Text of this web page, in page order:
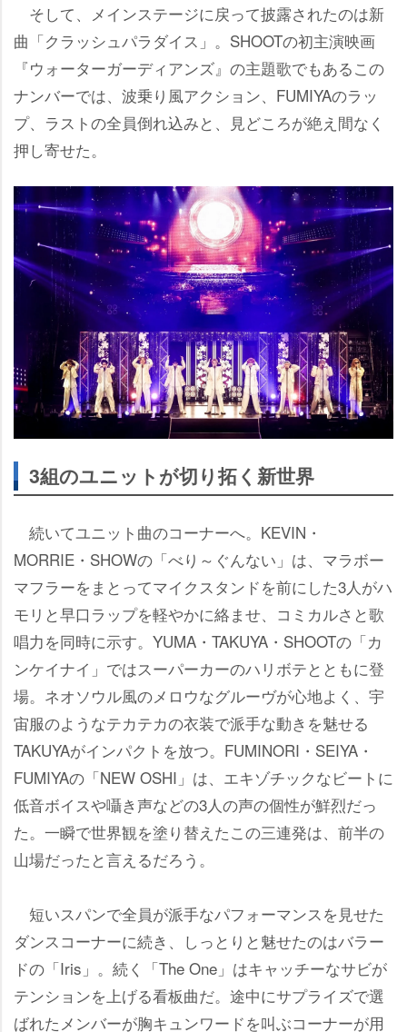
そして、メインステージに戻って披露されたのは新
曲「クラッシュパラダイス」。SHOOTの初主演映画
『ウォーターガーディアンズ』の主題歌でもあるこの
ナンバーでは、波乗り風アクション、FUMIYAのラッ
プ、ラストの全員倒れ込みと、見どころが絶え間なく
押し寄せた。
3組のユニットが切り拓く新世界
続いてユニット曲のコーナーへ。KEVIN・
MORRIE・SHOWの「べり～ぐんない」は、マラボー
マフラーをまとってマイクスタンドを前にした3人がハ
モリと早口ラップを軽やかに絡ませ、コミカルさと歌
唱力を同時に示す。YUMA・TAKUYA・SHOOTの「カ
ンケイナイ」ではスーパーカーのハリボテとともに登
場。ネオソウル風のメロウなグルーヴが心地よく、宇
宙服のようなテカテカの衣装で派手な動きを魅せる
TAKUYAがインパクトを放つ。FUMINORI・SEIYA・
FUMIYAの「NEW OSHI」は、エキゾチックなビートに
低音ボイスや囁き声などの3人の声の個性が鮮烈だっ
た。一瞬で世界観を塗り替えたこの三連発は、前半の
山場だったと言えるだろう。
短いスパンで全員が派手なパフォーマンスを見せた
ダンスコーナーに続き、しっとりと魅せたのはバラー
ドの「Iris」。続く「The One」はキャッチーなサビが
テンションを上げる看板曲だ。途中にサプライズで選
ばれたメンバーが胸キュンワードを叫ぶコーナーが用